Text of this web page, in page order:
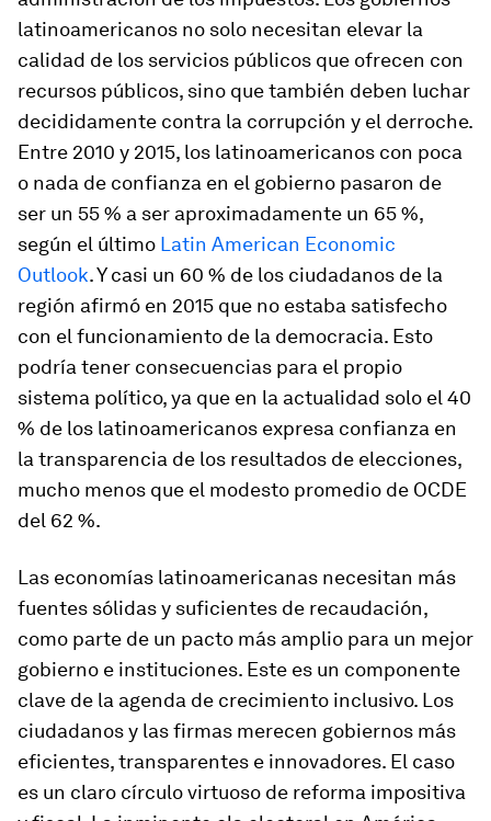
latinoamericanos no solo necesitan elevar la
calidad de los servicios públicos que ofrecen con
recursos públicos, sino que también deben luchar
decididamente contra la corrupción y el derroche.
Entre 2010 y 2015, los latinoamericanos con poca
o nada de confianza en el gobierno pasaron de
ser un 55 % a ser aproximadamente un 65 %,
según el último Latin American Economic
Outlook. Y casi un 60 % de los ciudadanos de la
región afirmó en 2015 que no estaba satisfecho
con el funcionamiento de la democracia. Esto
podría tener consecuencias para el propio
sistema político, ya que en la actualidad solo el 40
% de los latinoamericanos expresa confianza en
la transparencia de los resultados de elecciones,
mucho menos que el modesto promedio de OCDE
del 62 %.
Las economías latinoamericanas necesitan más
fuentes sólidas y suficientes de recaudación,
como parte de un pacto más amplio para un mejor
gobierno e instituciones. Este es un componente
clave de la agenda de crecimiento inclusivo. Los
ciudadanos y las firmas merecen gobiernos más
eficientes, transparentes e innovadores. El caso
es un claro círculo virtuoso de reforma impositiva